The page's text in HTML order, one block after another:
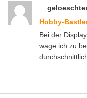
Hobby-
Bei der
wage ich zu